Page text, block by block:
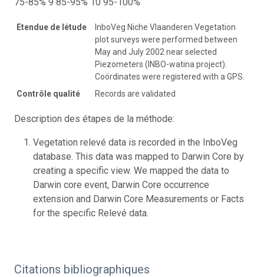
Etendue de létude
InboVeg Niche Vlaanderen Vegetation
plot surveys were performed between
May and July 2002 near selected
Piezometers (INBO-watina project).
Coördinates were registered with a GPS.
Contrôle qualité
Records are validated
Description des étapes de la méthode:
Vegetation relevé data is recorded in the InboVeg
database. This data was mapped to Darwin Core by
creating a specific view. We mapped the data to
Darwin core event, Darwin Core occurrence
extension and Darwin Core Measurements or Facts
for the specific Relevé data.
Citations bibliographiques